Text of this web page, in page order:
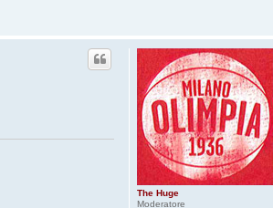
The Huge
Moderatore